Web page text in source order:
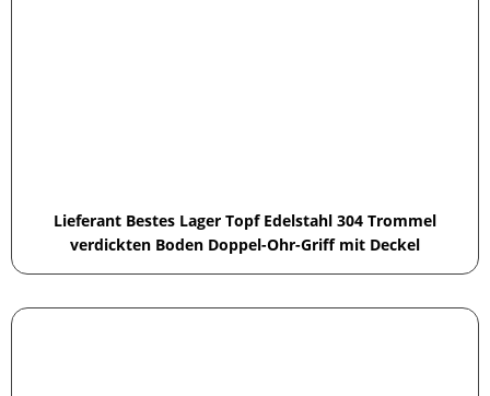
Lieferant Bestes Lager Topf Edelstahl 304 Trommel
verdickten Boden Doppel-Ohr-Griff mit Deckel